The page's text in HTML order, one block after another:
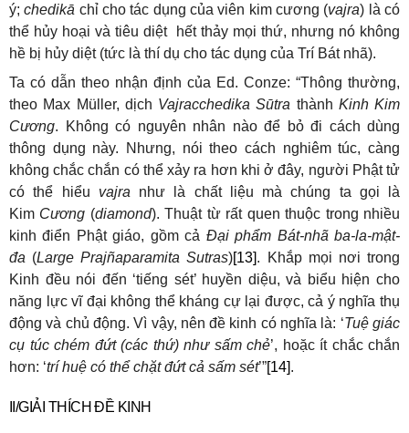
ý; chedikā chỉ cho tác dụng của viên kim cương (vajra) là có
thể hủy hoại và tiêu diệt hết thảy mọi thứ, nhưng nó không
hề bị hủy diệt (tức là thí dụ cho tác dụng của Trí Bát nhã).
Ta có dẫn theo nhận định của Ed. Conze: “Thông thường,
theo Max Müller, dịch Vajracchedika Sūtra thành Kinh Kim
Cương. Không có nguyên nhân nào để bỏ đi cách dùng
thông dụng này. Nhưng, nói theo cách nghiêm túc, càng
không chắc chắn có thể xảy ra hơn khi ở đây, người Phật tử
có thể hiểu
vajra
như là chất liệu mà chúng ta gọi là
Kim Cương (diamond). Thuật từ rất quen thuộc trong nhiều
kinh điển Phật giáo, gồm cả Đại phẩm Bát-nhã ba-la-mật-
đa (Large Prajñaparamita Sutras)[13]. Khắp mọi nơi trong
Kinh đều nói đến ‘tiếng sét’ huyền diệu, và biểu hiện cho
năng lực vĩ đại không thể kháng cự lại được, cả ý nghĩa thụ
động và chủ động. Vì vậy, nên đề kinh có nghĩa là: ‘Tuệ giác
cụ túc chém đứt (các thứ) như sấm chẻ’, hoặc ít chắc chắn
hơn: ‘trí huệ có thể chặt đứt cả sấm sét’”[14].
II/GIẢI THÍCH ĐỀ KINH